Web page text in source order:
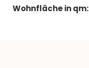
Wohnfläche in qm: